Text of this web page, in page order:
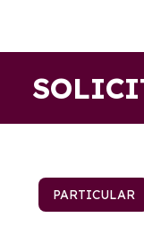
PARTICULAR